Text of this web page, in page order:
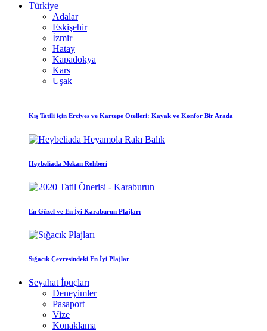
Türkiye
Adalar
Eskişehir
İzmir
Hatay
Kapadokya
Kars
Uşak
Kış Tatili için Erciyes ve Kartepe Otelleri: Kayak ve Konfor Bir Arada
Heybeliada Mekan Rehberi
En Güzel ve En İyi Karaburun Plajları
Sığacık Çevresindeki En İyi Plajlar
Seyahat İpuçları
Deneyimler
Pasaport
Vize
Konaklama